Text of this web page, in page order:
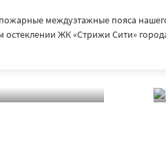
междуэтажные пояса
остеклении ЖК «Стрижи Сити»